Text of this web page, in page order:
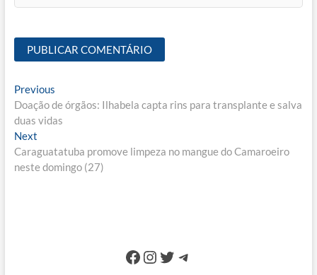
Navegação
de
Post
PreviousPrevious
post:
Doação de órgãos: Ilhabela capta rins para transplante e salva
duas vidas
NextNext
post:
Caraguatatuba promove limpeza no mangue do Camaroeiro
neste domingo (27)
Facebook
Instagram
Twitter
Telegram